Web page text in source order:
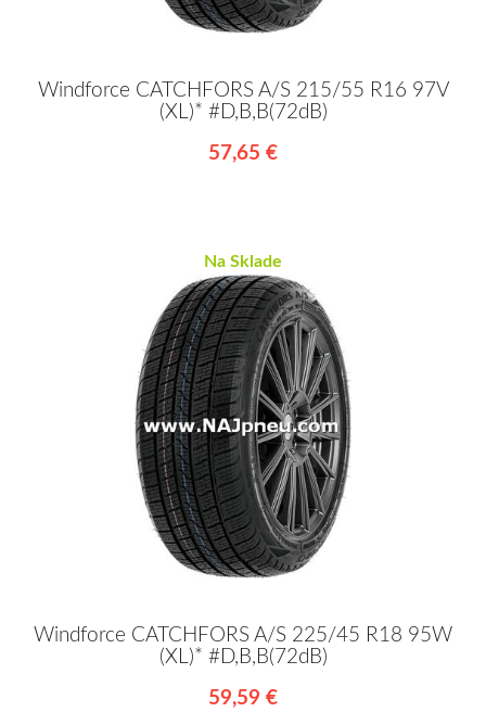
Windforce CATCHFORS A/S 215/55 R16 97V
(XL)* #D,B,B(72dB)
57,65 €
Na Sklade
Windforce CATCHFORS A/S 225/45 R18 95W
(XL)* #D,B,B(72dB)
59,59 €